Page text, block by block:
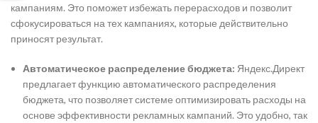
кампаниям. Это поможет избежать перерасходов и позволит
сфокусироваться на тех кампаниях, которые действительно
приносят результат.
Автоматическое распределение бюджета: Яндекс.Директ
предлагает функцию автоматического распределения
бюджета, что позволяет системе оптимизировать расходы на
основе эффективности рекламных кампаний. Это удобно, так